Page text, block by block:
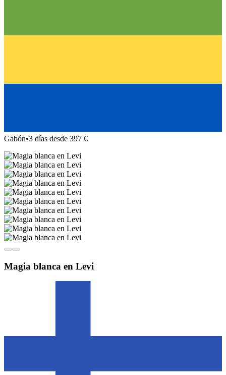
Gabón•3 días desde 397 €
Magia blanca en Levi